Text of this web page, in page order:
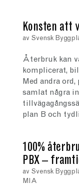
Konsten att
av Svensk
Återbruk kan
komplicerat,
Med andra
samlat några
plan B och
100%
PBX –
av Svensk
MIA